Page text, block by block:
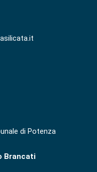
di Potenza
Brancati